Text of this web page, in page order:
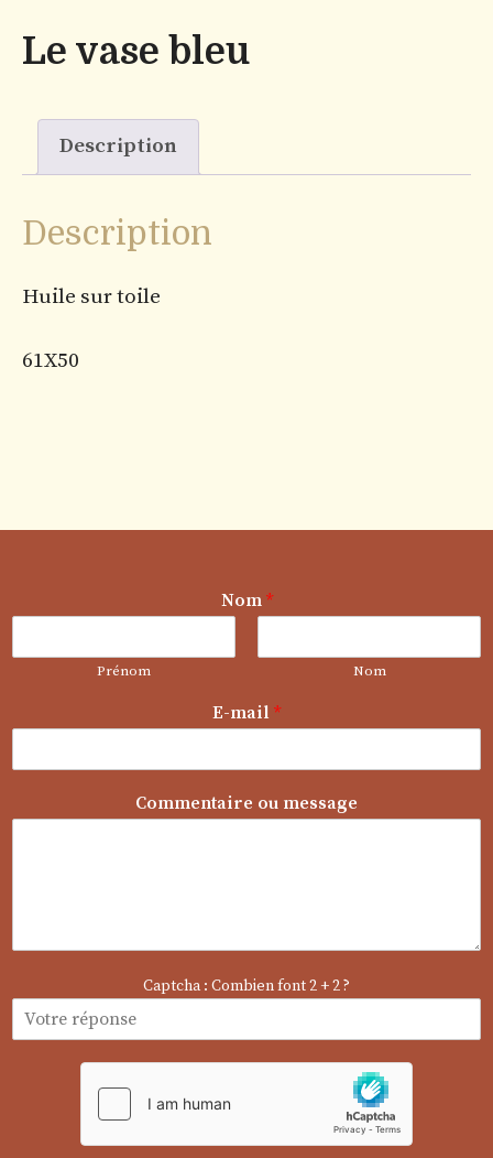
Le vase bleu
Description
Description
Huile sur toile
61X50
Nom *
Prénom Nom
m
e
s
g
i
E-mail *
Commentaire ou message
Captcha : Combien font 2 + 2 ?